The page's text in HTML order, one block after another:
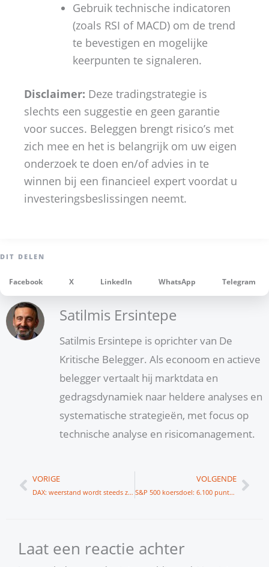
Gebruik technische indicatoren
(zoals RSI of MACD) om de trend
te bevestigen en mogelijke
keerpunten te signaleren.
Disclaimer: Deze tradingstrategie is
slechts een suggestie en geen garantie
voor succes. Beleggen brengt risico’s met
zich mee en het is belangrijk om uw eigen
onderzoek te doen en/of advies in te
winnen bij een financieel expert voordat u
investeringsbeslissingen neemt.
Facebook X LinkedIn WhatsApp Telegram
Satilmis Ersintepe
Satilmis Ersintepe is oprichter van De
Kritische Belegger. Als econoom en actieve
belegger vertaalt hij marktdata en
gedragsdynamiek naar heldere analyses en
systematische strategieën, met focus op
technische analyse en risicomanagement.
Vorige
VORIGE
DAX: weerstand wordt steeds zwaarder
VOLGENDE
S&P 500 koersdoel: 6.100 punten?
Laat een reactie achter